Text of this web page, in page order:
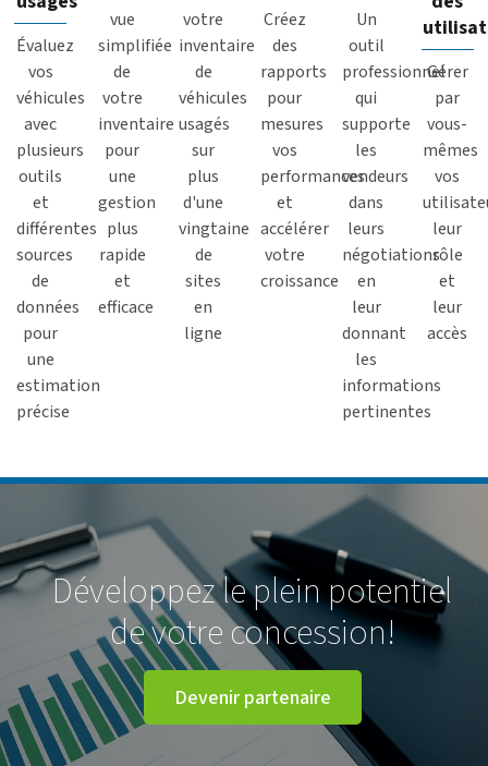
Évaluez
vos
véhicules
avec
plusieurs
outils
et
différentes
sources
de
données
pour
une
estimation
précise
vue
simplifiée
de
votre
inventaire
pour
une
gestion
plus
rapide
et
efficace
votre
inventaire
de
véhicules
usagés
sur
plus
d'une
vingtaine
de
sites
en
ligne
Créez
des
rapports
pour
mesures
vos
performances
et
accélérer
votre
croissance
Un
outil
professionnel
qui
supporte
les
vendeurs
dans
leurs
négotiations
en
leur
donnant
les
informations
pertinentes
Gérer
par
vous-
mêmes
vos
leur
rôle
et
leur
accès
Développez le plein potentiel
de votre concession!
Devenir partenaire